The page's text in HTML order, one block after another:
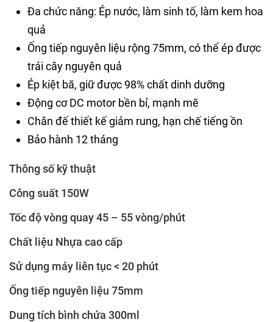
Đa chức năng: Ép nước, làm sinh tố, làm kem hoa
quả
Ống tiếp nguyên liệu rộng 75mm, có thể ép được
trái cây nguyên quả
Ép kiệt bã, giữ được 98% chất dinh dưỡng
Động cơ DC motor bền bỉ, mạnh mẽ
Chân đế thiết kế giảm rung, hạn chế tiếng ồn
Bảo hành 12 tháng
Thông số kỹ thuật
Công suất 150W
Tốc độ vòng quay 45 – 55 vòng/phút
Chất liệu Nhựa cao cấp
Sử dụng máy liên tục < 20 phút
Ống tiếp nguyên liệu 75mm
Dung tích bình chứa 300ml